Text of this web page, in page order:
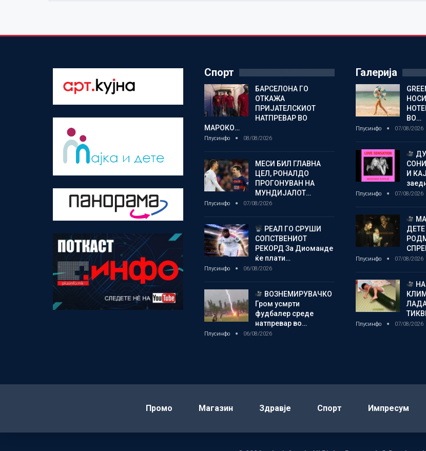
Спорт
БАРСЕЛОНА ГО
ОТКАЖА
ПРИЈАТЕЛСКИОТ
НАТПРЕВАР ВО
МАРОКО…
Плусинфо 08/08/2026
МЕСИ БИЛ ГЛАВНА
ЦЕЛ, РОНАЛДО
ПРОГОНУВАН НА
МУНДИЈАЛОТ…
Плусинфо 07/08/2026
РЕАЛ ГО СРУШИ
СОПСТВЕНИОТ
РЕКОРД За Диоманде
ќе плати…
Плусинфо 06/08/2026
ВОЗНЕМИРУВАЧКО
Гром усмрти
фудбалер среде
натпревар во…
Плусинфо 06/08/2026
Галерија
НОСИ
ВО…
Плусинфо 07/08/2026
И
Плусинфо 07/08/2026
Плусинфо 07/08/2026
Плусинфо 07/08/2026
Промо Магазин Здравје Спорт Импресум